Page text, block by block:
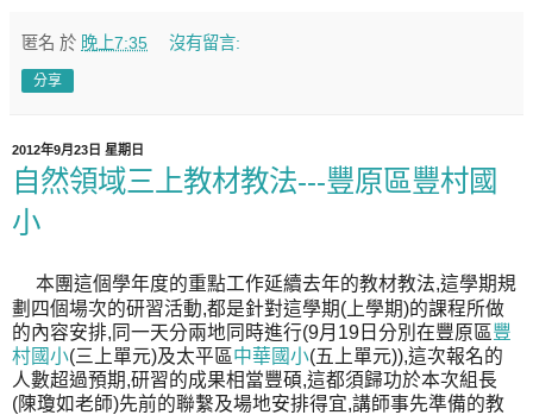
匿名 於 晚上7:35 沒有留言:
分享
2012年9月23日 星期日
自然領域三上教材教法---豐原區豐村國
小
本團這個學年度的重點工作延續去年的教材教法,這學期規
劃四個場次的研習活動,都是針對這學期(上學期)的課程所做
的內容安排,同一天分兩地同時進行(9月19日分別在豐原區豐
村國小(三上單元)及太平區中華國小(五上單元)),這次報名的
人數超過預期,研習的成果相當豐碩,這都須歸功於本次組長
(陳瓊如老師)先前的聯繫及場地安排得宜,講師事先準備的教